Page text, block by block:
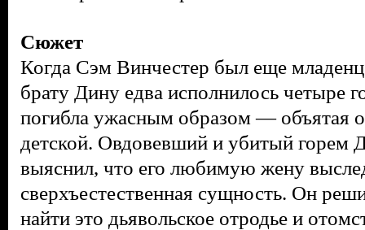
Сюжет
Когда Сэм Винчестер был еще
брату Дину едва исполнилось четыре
погибла ужасным образом — объятая
детской. Овдовевший и убитый горем
выяснил, что его любимую жену
сверхъестественная сущность. Он
найти это дьявольское отродье и